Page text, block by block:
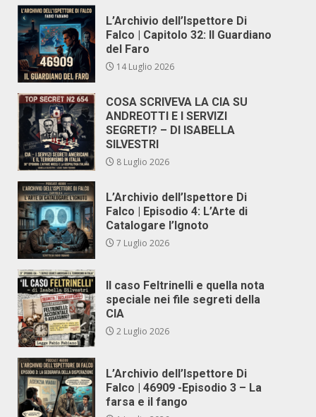
L’Archivio dell’Ispettore Di
Falco | Capitolo 32: Il Guardiano
del Faro
14 Luglio 2026
COSA SCRIVEVA LA CIA SU
ANDREOTTI E I SERVIZI
SEGRETI? – DI ISABELLA
SILVESTRI
8 Luglio 2026
L’Archivio dell’Ispettore Di
Falco | Episodio 4: L’Arte di
Catalogare l’Ignoto
7 Luglio 2026
Il caso Feltrinelli e quella nota
speciale nei file segreti della
CIA
2 Luglio 2026
L’Archivio dell’Ispettore Di
Falco | 46909 -Episodio 3 – La
farsa e il fango